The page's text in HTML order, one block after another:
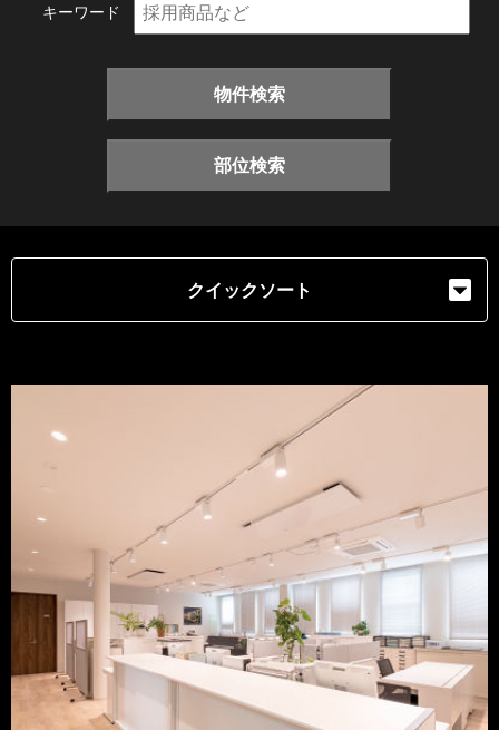
キーワード
物件検索
部位検索
クイックソート